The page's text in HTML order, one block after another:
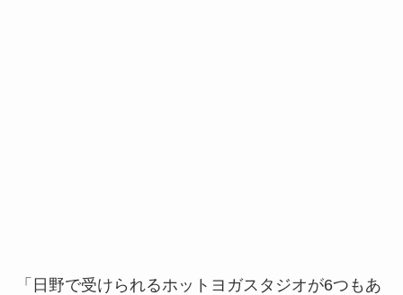
「日野で受けられるホットヨガスタジオが6つもあ